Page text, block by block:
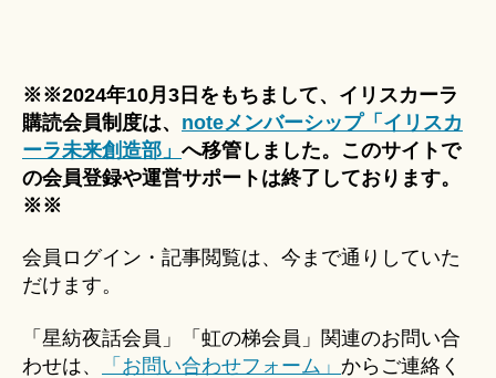
※※2024年10月3日をもちまして、イリスカーラ
購読会員制度は、 noteメンバーシップ「イリスカ
ーラ未来創造部」 へ移管しました。このサイトで
の会員登録や運営サポートは終了しております。
※※
会員ログイン・記事閲覧は、今まで通りしていた
だけます。
「星紡夜話会員」「虹の梯会員」関連のお問い合
わせは、
「お問い合わせフォーム」 からご連絡く